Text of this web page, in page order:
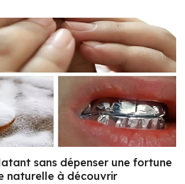
sans dépenser une fortune
naturelle à découvrir